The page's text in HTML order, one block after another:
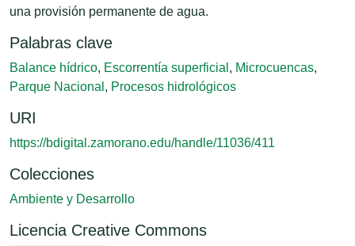
una provisión permanente de agua.
Palabras clave
Balance hídrico, Escorrentía superficial , Microcuencas,
Parque Nacional , Procesos hidrológicos
URI
https://bdigital.zamorano.edu/handle/11036/411
Colecciones
Ambiente y Desarrollo
Licencia Creative Commons